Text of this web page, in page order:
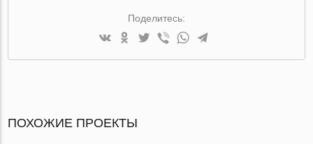
Поделитесь:
ПОХОЖИЕ ПРОЕКТЫ